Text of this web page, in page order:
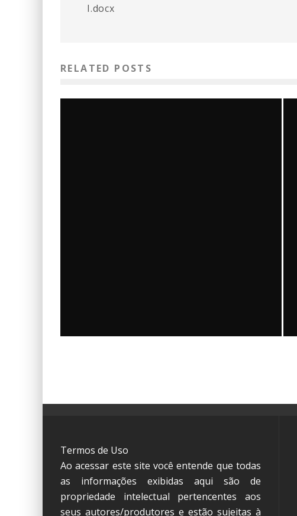
I.docx
RELATED POSTS
Termos de Uso
Ao acessar este site você entende que todas
as informações exibidas aqui são de
propriedade intelectual pertencentes aos
seus autores/produtores e estão sujeitas à